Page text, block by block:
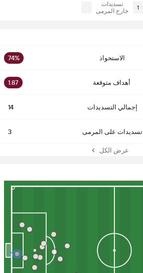
1
تسديدات
خارج المرمى
الاستحواذ 74%
أهداف متوقعة 1.87
إجمالي التسديدات 14
تسديدات على المرمى 3
عرض الكل